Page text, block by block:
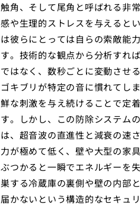
触角、そして尾角と呼ばれる非
感や生理的ストレスを与えると
は彼らにとっては自らの索敵能
す。技術的な観点から分析すれ
ではなく、数秒ごとに変動させ
ゴキブリが特定の音に慣れてし
鮮な刺激を与え続けることで定
す。しかし、この防除システム
は、超音波の直進性と減衰の速
力が極めて低く、壁や大型の家
ぶつかると一瞬でエネルギーを
巣する冷蔵庫の裏側や壁の内部
届かないという構造的なセキュ